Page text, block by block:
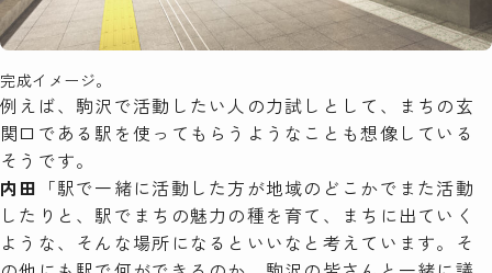
完成イメージ。
例えば、駒沢で活動したい人の力試しとして、まちの玄
関口である駅を使ってもらうようなことも想像している
そうです。
内田 「駅で一緒に活動した方が地域のどこかでまた活動
したりと、駅でまちの魅力の種を育て、まちに出ていく
ような、そんな場所になるといいなと考えています。そ